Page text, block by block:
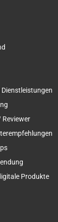
Reviewer
Produkte